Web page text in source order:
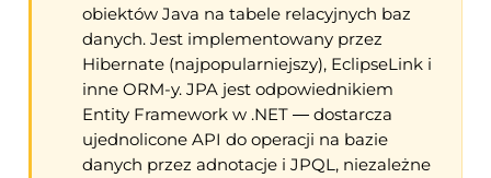
obiektów Java na tabele relacyjnych baz
danych. Jest implementowany przez
Hibernate (najpopularniejszy), EclipseLink i
inne ORM-y. JPA jest odpowiednikiem
Entity Framework w .NET — dostarcza
ujednolicone API do operacji na bazie
danych przez adnotacje i JPQL, niezależne